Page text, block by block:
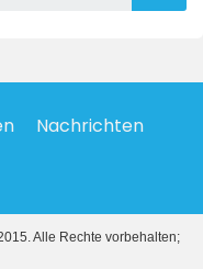
Nachrichten
Alle Rechte vorbehalten;